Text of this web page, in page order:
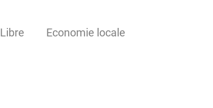
Economie locale